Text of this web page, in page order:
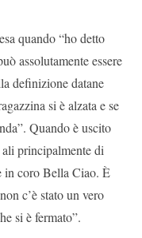
quando “ho detto
assolutamente essere
definizione datane
si è alzata e se
Quando è uscito
principalmente di
in coro Bella Ciao. È
c’è stato un vero
si è fermato”.